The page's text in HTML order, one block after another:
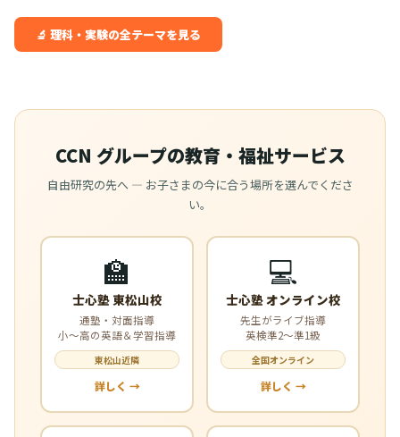
🔬 理科・実験の全テーマを見る
CCN グループの教育・福祉サービス
自由研究の先へ — お子さまの今に合う場所を選んでくださ
い。
🏫
士心塾 東松山校
通塾・対面指導
小〜高の英語＆学習指導
東松山近隣
詳しく →
💻
士心塾 オンライン校
先生がライブ指導
英検準2〜準1級
全国オンライン
詳しく →